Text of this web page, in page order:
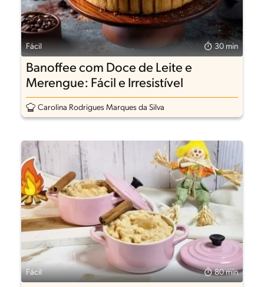
Fácil 30 min
Banoffee com Doce de Leite e
Merengue: Fácil e Irresistível
Carolina Rodrigues Marques da Silva
Fácil 80 min